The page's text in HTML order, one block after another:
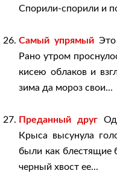
Спорили-спорили и
Самый упрямый
Рано утром
кисею облаков и
зима да мороз свои...
Преданный друг
Крыса высунула
были как блестящие
черный хвост ее...